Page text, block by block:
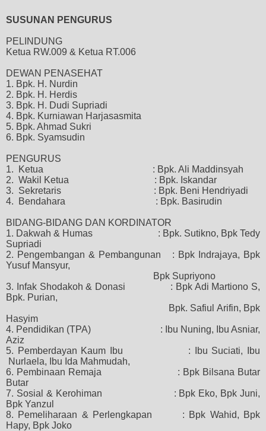
SUSUNAN PENGURUS
PELINDUNG
Ketua RW.009 & Ketua RT.006
DEWAN PENASEHAT
1. Bpk. H. Nurdin
2. Bpk. H. Herdis
3. Bpk. H. Dudi Supriadi
4. Bpk. Kurniawan Harjasasmita
5. Bpk. Ahmad Sukri
6. Bpk. Syamsudin
PENGURUS
1.
Ketua
: Bpk. Ali Maddinsyah
2. Wakil Ketua
: Bpk. Iskandar
3. Sekretaris
: Bpk. Beni Hendriyadi
4.
Bendahara : Bpk. Basirudin
BIDANG-BIDANG DAN KORDINATOR
1. Dakwah & Humas
: Bpk. Sutikno, Bpk Tedy
Supriadi
2. Pengembangan & Pembangunan
: Bpk Indrajaya, Bpk
Yusuf Mansyur,
Bpk Supriyono
3. Infak Shodakoh & Donasi
: Bpk Adi Martiono S,
Bpk. Purian,
Bpk. Safiul Arifin, Bpk
Hasyim
4. Pendidikan (TPA) : Ibu Nuning, Ibu Asniar,
Aziz
5. Pemberdayan Kaum Ibu
: Ibu Suciati, Ibu
Nurlaela,
Ibu Ida Mahmudah,
6. Pembinaan Remaja
: Bpk Bilsana Butar
Butar
7. Sosial & Kerohiman
: Bpk Eko, Bpk Juni,
Bpk Yanzul
8. Pemeliharaan & Perlengkapan
: Bpk Wahid, Bpk
Hapy, Bpk Joko